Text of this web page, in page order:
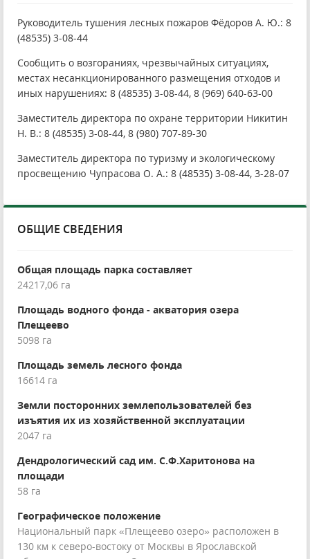
Руководитель тушения лесных пожаров Фёдоров А. Ю.: 8
(48535) 3-08-44
Сообщить о возгораниях, чрезвычайных ситуациях,
местах несанкционированного размещения отходов и
иных нарушениях: 8 (48535) 3-08-44, 8 (969) 640-63-00
Заместитель директора по охране территории Никитин
Н. В.: 8 (48535) 3-08-44, 8 (980) 707-89-30
Заместитель директора по туризму и экологическому
просвещению Чупрасова О. А.: 8 (48535) 3-08-44, 3-28-07
ОБЩИЕ СВЕДЕНИЯ
Общая площадь парка составляет
24217,06 га
Площадь водного фонда - акватория озера
Плещеево
5098 га
Площадь земель лесного фонда
16614 га
Земли посторонних землепользователей без
изъятия их из хозяйственной эксплуатации
2047 га
Дендрологический сад им. С.Ф.Харитонова на
площади
58 га
Географическое положение
Национальный парк «Плещеево озеро» расположен в
130 км к северо-востоку от Москвы в Ярославской